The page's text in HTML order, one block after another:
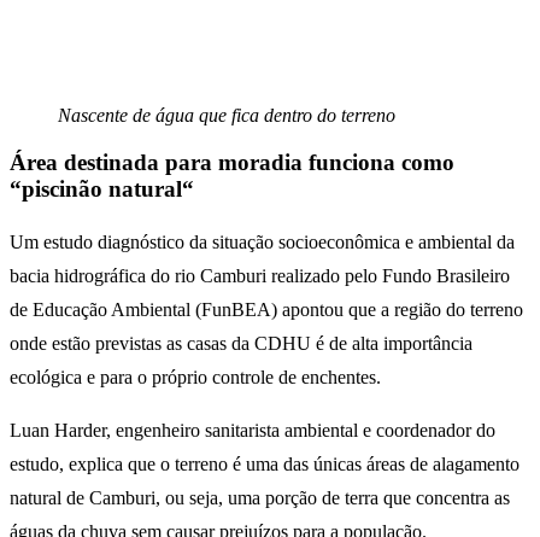
Nascente de água que fica dentro do terreno
Área destinada para moradia funciona como
“piscinão natural“
Um estudo diagnóstico da situação socioeconômica e ambiental da
bacia hidrográfica do rio Camburi realizado pelo Fundo Brasileiro
de Educação Ambiental (FunBEA) apontou que a região do terreno
onde estão previstas as casas da CDHU é de alta importância
ecológica e para o próprio controle de enchentes.
Luan Harder, engenheiro sanitarista ambiental e coordenador do
estudo, explica que o terreno é uma das únicas áreas de alagamento
natural de Camburi, ou seja, uma porção de terra que concentra as
águas da chuva sem causar prejuízos para a população.